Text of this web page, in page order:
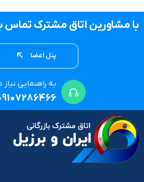
با مشاورین اتاق مشترک تماس
پنل اعضا
به راهنمایی نیاز